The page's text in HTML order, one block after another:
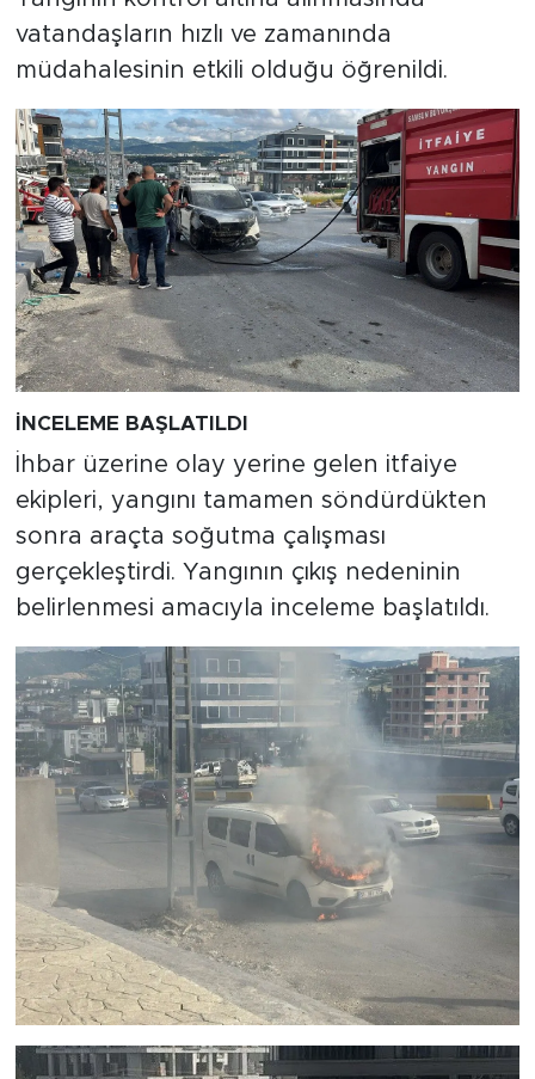
vatandaşların hızlı ve zamanında
müdahalesinin etkili olduğu öğrenildi.
İNCELEME BAŞLATILDI
İhbar üzerine olay yerine gelen itfaiye
ekipleri, yangını tamamen söndürdükten
sonra araçta soğutma çalışması
gerçekleştirdi. Yangının çıkış nedeninin
belirlenmesi amacıyla inceleme başlatıldı.